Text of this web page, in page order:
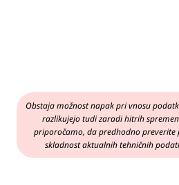
Obstaja možnost napak pri vnosu
razlikujejo tudi zaradi hitrih
priporočamo, da predhodno
skladnost aktualnih tehničnih